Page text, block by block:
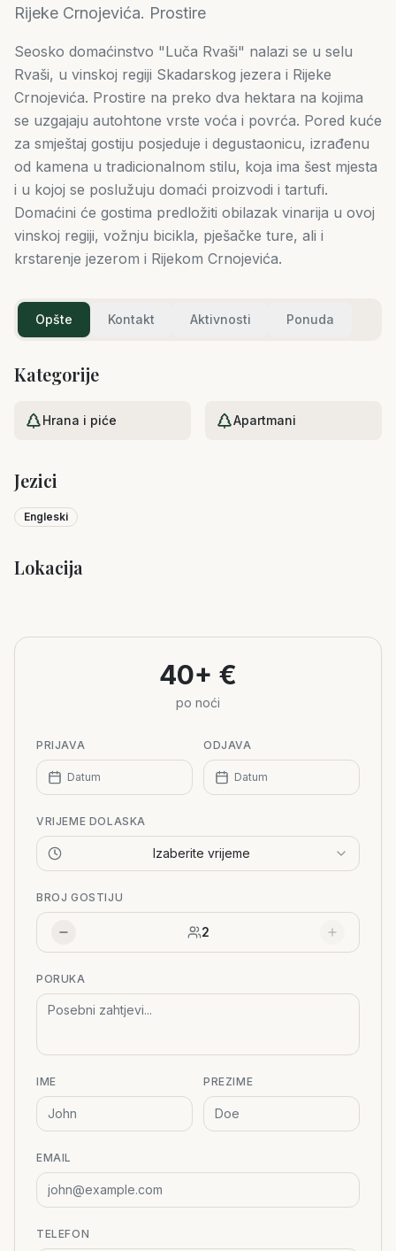
Rijeke Crnojevića. Prostire
Seosko domaćinstvo "Luča Rvaši" nalazi se u selu
Rvaši, u vinskoj regiji Skadarskog jezera i Rijeke
Crnojevića. Prostire na preko dva hektara na kojima
se uzgajaju autohtone vrste voća i povrća. Pored kuće
za smještaj gostiju posjeduje i degustaonicu, izrađenu
od kamena u tradicionalnom stilu, koja ima šest mjesta
i u kojoj se poslužuju domaći proizvodi i tartufi.
Domaćini će gostima predložiti obilazak vinarija u ovoj
vinskoj regiji, vožnju bicikla, pješačke ture, ali i
krstarenje jezerom i Rijekom Crnojevića.
Opšte Kontakt Aktivnosti Ponuda
Kategorije
Hrana i piće Apartmani
Jezici
Engleski
Lokacija
−
40+ €
po noći
PRIJAVA
Datum
ODJAVA
Datum
VRIJEME DOLASKA
Izaberite vrijeme
BROJ GOSTIJU
2
PORUKA
IME PREZIME
EMAIL
TELEFON